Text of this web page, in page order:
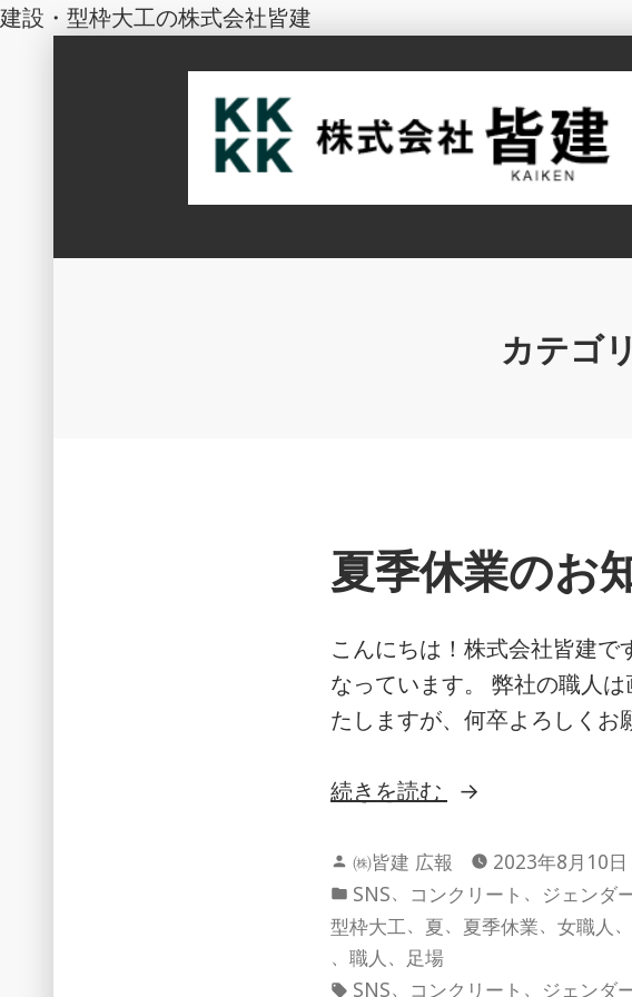
建設・型枠大工の株式会社皆建
ス
株式会社皆建
皆で型枠を建てる
カテゴ
夏季休業のお
こんにちは！株式会社皆建で
なっています。 弊社の職人
たしますが、何卒よろしくお
続きを読む
“夏
休
業
の
投
稿
者:
㈱皆建 広報
2023年8月10日
カ
テ
ゴ
リ
SNS、 コンクリート 、 ジェンダ
型枠大工
夏 夏季休業 女職人
職人
足場
タ
SNS、 コンクリート 、 ジェンダ